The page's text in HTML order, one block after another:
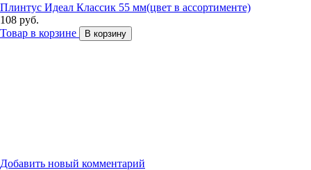
Плинтус Идеал Классик 55 мм(цвет в ассортименте)
108 руб.
Товар в корзине
В корзину
Добавить новый комментарий